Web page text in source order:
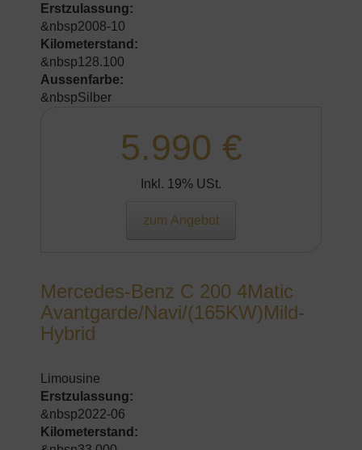
Erstzulassung:
&nbsp2008-10
Kilometerstand:
&nbsp128.100
Aussenfarbe:
&nbspSilber
5.990 €
Inkl. 19% USt.
zum Angebot
Mercedes-Benz C 200 4Matic
Avantgarde/Navi/(165KW)Mild-
Hybrid
Limousine
Erstzulassung:
&nbsp2022-06
Kilometerstand: